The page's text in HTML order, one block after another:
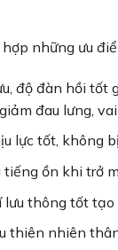
những ưu
độ đàn hồi tốt
đau lưng, vai
lực tốt, không
tiếng ồn khi trở
thông tốt tạo
thiên nhiên